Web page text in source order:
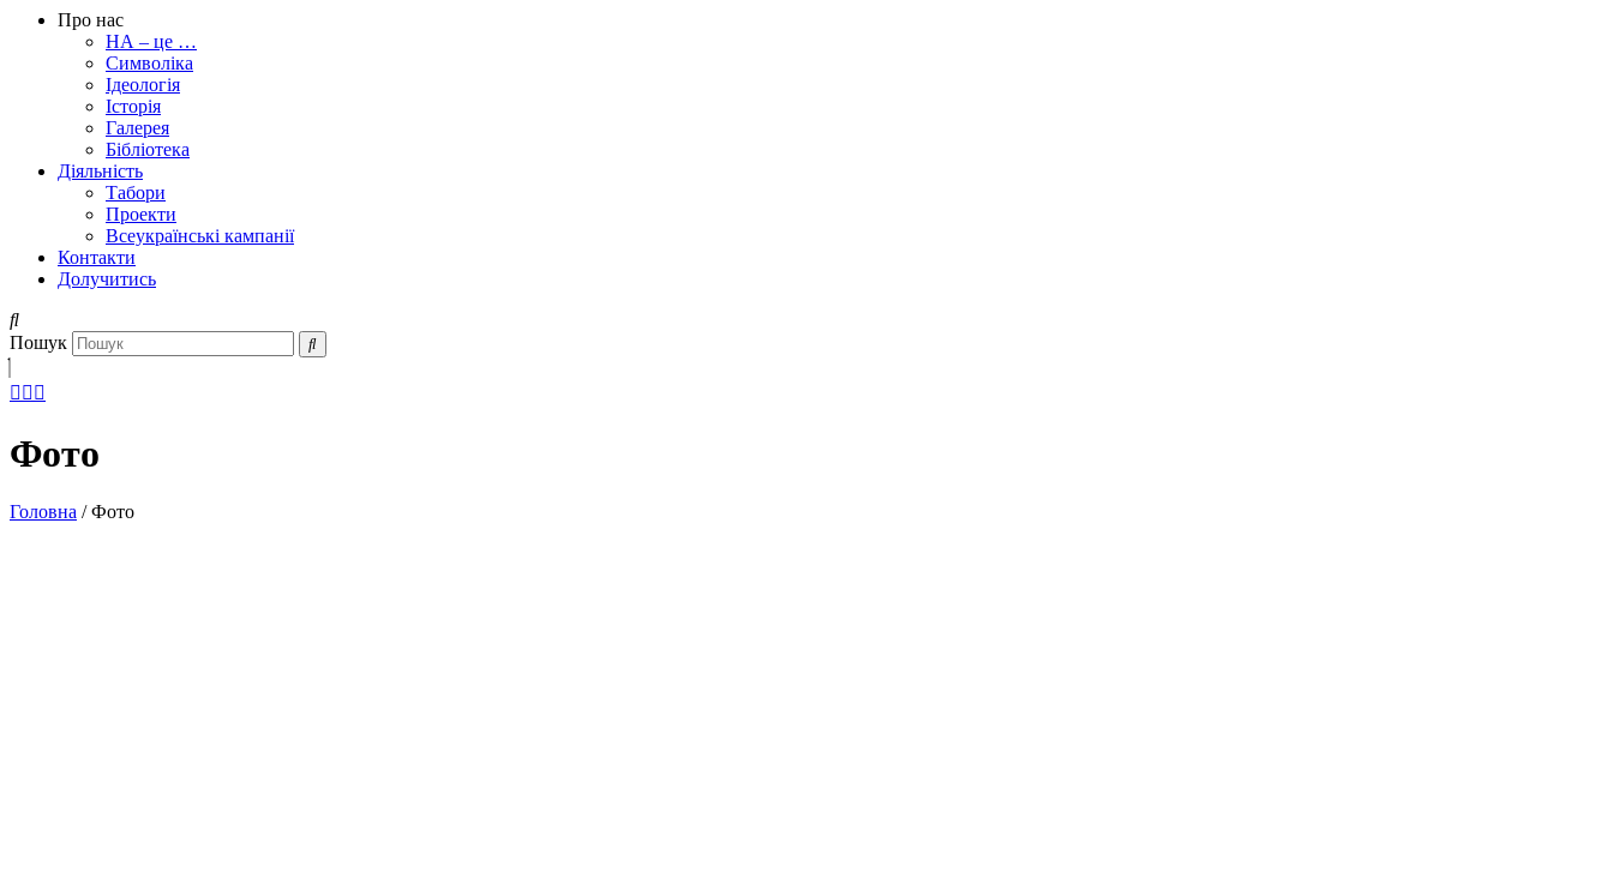
Про нас
НА – це …
Символіка
Ідеологія
Історія
Галерея
Бібліотека
Діяльність
Табори
Проекти
Всеукраїнські кампанії
Контакти
Долучитись
Пошук
Фото
Головна /Фото